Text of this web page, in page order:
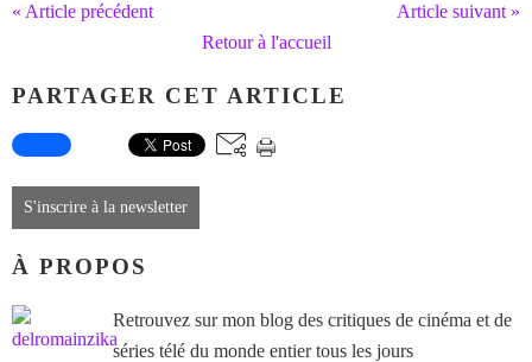
« Article précédent
Article suivant »
Retour à l'accueil
PARTAGER CET ARTICLE
S'inscrire à la newsletter
À PROPOS
Retrouvez sur mon blog des critiques de cinéma et de
séries télé du monde entier tous les jours